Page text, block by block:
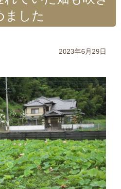
ました
2023年6月29日